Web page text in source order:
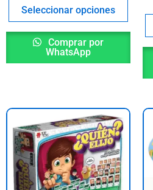
Seleccionar opciones
page
Comprar por
WhatsApp